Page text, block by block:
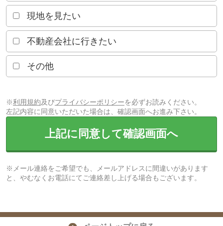
現地を見たい
不動産会社に行きたい
その他
※利用規約及びプライバシーポリシーを必ずお読みください。
左記内容に同意いただいた場合は、確認画面へお進み下さい。
上記に同意して確認画面へ
※メール連絡をご希望でも、メールアドレスに間違いがあります
と、やむなくお電話にてご連絡差し上げる場合もございます。